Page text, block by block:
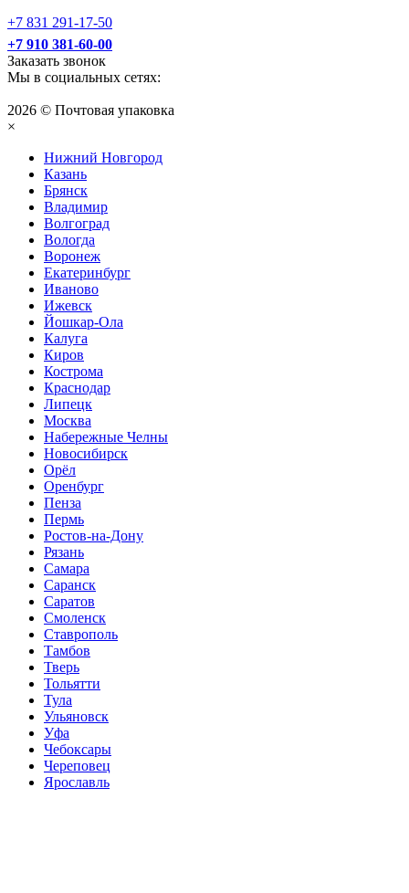
+7 831 291-17-50
+7 910 381-60-00
Заказать звонок
Мы в социальных сетях:
2026 © Почтовая упаковка
×
Нижний Нoвгород
Казань
Брянск
Владимир
Волгоград
Вологда
Воронеж
Екатеринбург
Иваново
Ижевск
Йошкар-Ола
Калуга
Киров
Кострома
Краснодар
Липецк
Москва
Набережные Челны
Новосибирск
Орёл
Оренбург
Пенза
Пермь
Ростов-на-Дону
Рязань
Самара
Саранск
Саратов
Смоленск
Ставрополь
Тамбов
Тверь
Тольятти
Тула
Ульяновск
Уфа
Чебоксары
Череповец
Ярославль